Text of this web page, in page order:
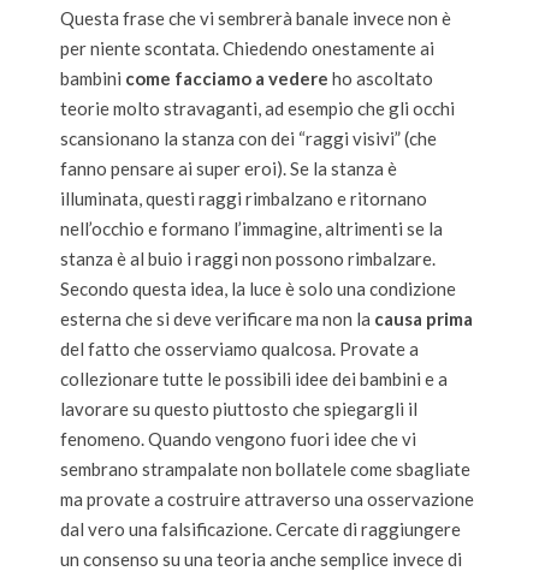
Questa frase che vi sembrerà banale invece non è
per niente scontata. Chiedendo onestamente ai
bambini come facciamo a vedere ho ascoltato
teorie molto stravaganti, ad esempio che gli occhi
scansionano la stanza con dei “raggi visivi” (che
fanno pensare ai super eroi). Se la stanza è
illuminata, questi raggi rimbalzano e ritornano
nell’occhio e formano l’immagine, altrimenti se la
stanza è al buio i raggi non possono rimbalzare.
Secondo questa idea, la luce è solo una condizione
esterna che si deve verificare ma non la causa prima
del fatto che osserviamo qualcosa. Provate a
collezionare tutte le possibili idee dei bambini e a
lavorare su questo piuttosto che spiegargli il
fenomeno.Quando vengono fuori idee che vi
sembrano strampalate non bollatele come sbagliate
ma provate a costruire attraverso una osservazione
dal vero una falsificazione. Cercate di raggiungere
un consenso su una teoria anche semplice invece di